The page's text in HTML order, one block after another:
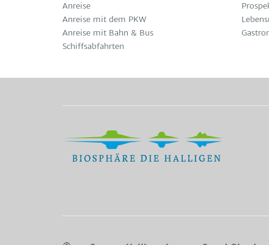
Anreise
Anreise mit dem PKW
Anreise mit Bahn & Bus
Schiffsabfahrten